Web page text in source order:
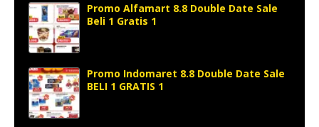
Promo Alfamart 8.8 Double Date Sale
Beli 1 Gratis 1
Promo Indomaret 8.8 Double Date Sale
BELI 1 GRATIS 1